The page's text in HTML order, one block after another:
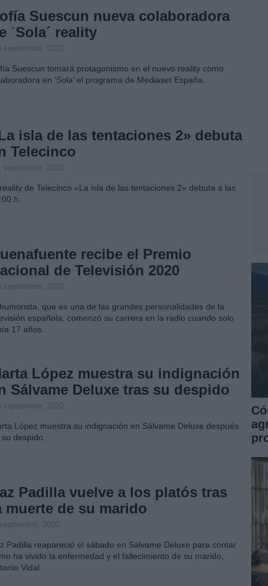
Suescun nueva colaboradora
ˋSola´ reality
septiembre, 2020
Suescun tomará protagonismo en el nuevo reality como
en ‘Sola’ el programa de Mediaset España.
isla de las tentaciones 2» debuta
Telecinco
septiembre, 2020
de Telecinco «La isla de las tentaciones 2» debuta a las
h.
recibe el Premio
de Televisión 2020
septiembre, 2020
que es una de las grandes personalidades de la
española, comenzó su carrera en la radio cuando solo
17 años.
López muestra su indignación
Sálvame Deluxe tras su despido
septiembre, 2020
López muestra su indignación en Sálvame Deluxe después
despido.
Padilla vuelve a los platós tras
muerte de su marido
2020
Padilla reapareció el sábado en Sálvame Deluxe para contar
ha vivido la enfermedad y el fallecimiento de su marido,
Vidal.